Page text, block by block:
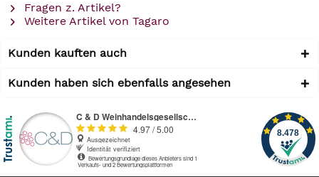
Fragen z. Artikel?
Weitere Artikel von Tagaro
Kunden kauften auch
Kunden haben sich ebenfalls angesehen